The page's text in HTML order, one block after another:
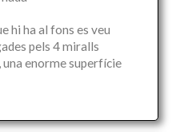
hi ha al fons es veu
pels 4 miralls
enorme superfície